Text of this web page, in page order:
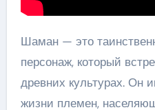
Шаман — это
персонаж, который
древних культурах. Он
жизни племен,